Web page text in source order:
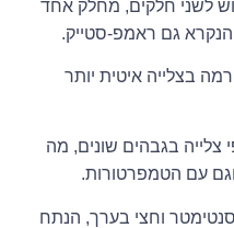
לשני חלקים, מחלק אחד
הנקרא גם ראמפ-סטייק.
בצלייה איטית יותר
צלייה בגבהים שונים, מה
עם הטמפרטורות.
וחצי בערך, הנתח